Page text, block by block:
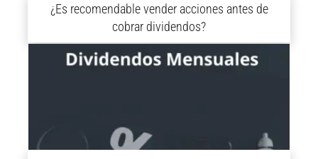
¿Es recomendable vender acciones antes de
cobrar dividendos?